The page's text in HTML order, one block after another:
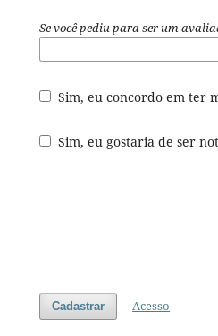
Se você pediu para ser um
Sim, eu concordo em ter
Sim, eu gostaria de ser
Cadastrar Acesso